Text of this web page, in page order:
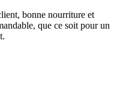
bonne nourriture et
que ce soit pour un